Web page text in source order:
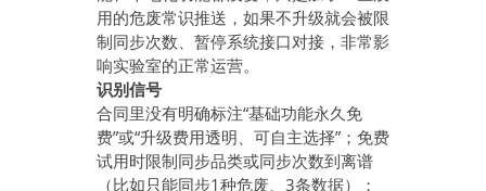
用的危废常识推送，如果不升级就会被限
制同步次数、暂停系统接口对接，非常影
响实验室的正常运营。
识别信号
合同里没有明确标注“基础功能永久免
费”或“升级费用透明、可自主选择”；免费
试用时限制同步品类或同步次数到离谱
（比如只能同步1种危废、3条数据）；